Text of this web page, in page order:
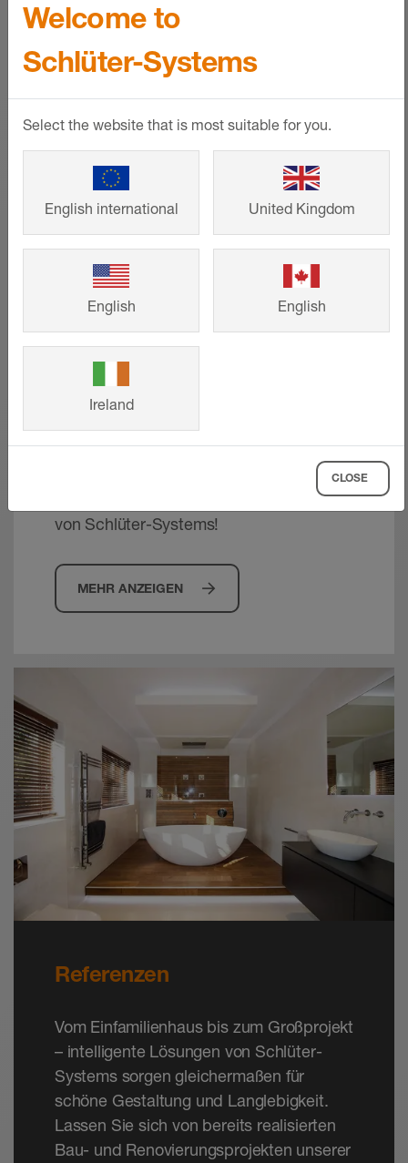
MEHR ANZEIGEN
Heizkreisrechner für
Berechnen Sie schnell und einfach den
Materialbedarf für Ihre Fußbodenheizung
von Schlüter-Systems!
MEHR ANZEIGEN
Referenzen
Vom Einfamilienhaus bis zum Großprojekt
– intelligente Lösungen von Schlüter-
Systems sorgen gleichermaßen für
schöne Gestaltung und Langlebigkeit.
Lassen Sie sich von bereits realisierten
Bau- und Renovierungsprojekten unserer
Welcome to
Schlüter-Systems
Select the website that is most suitable for you.
English international United Kingdom
English English
Ireland
CLOSE